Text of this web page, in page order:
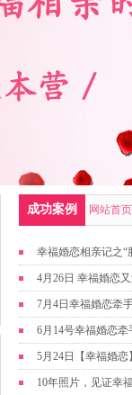
成功案例 网站首页
幸福婚恋相亲记之“
4月26日 幸福婚恋
7月4日幸福婚恋牵
6月14号幸福婚恋
5月24日【幸福婚
10年照片，见证幸